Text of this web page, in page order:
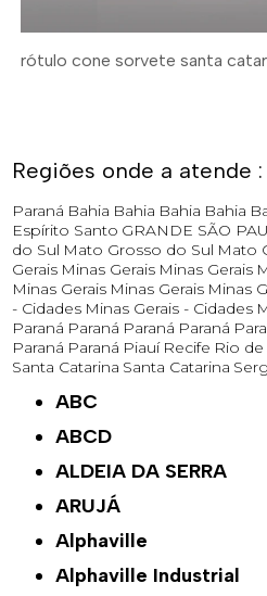
rótulo cone sorvete santa
Regiões onde a atende :
Paraná Bahia Bahia Bahia Bahia
Espírito Santo GRANDE SÃO
do Sul Mato Grosso do Sul Mato
Gerais Minas Gerais Minas Gerais
Minas Gerais Minas Gerais Minas
- Cidades Minas Gerais - Cidades
Paraná Paraná Paraná Paraná
Paraná Paraná Piauí Recife Rio
Santa Catarina Santa Catarina
ABC
ABCD
ALDEIA DA SERRA
ARUJÁ
Alphaville
Alphaville Industrial